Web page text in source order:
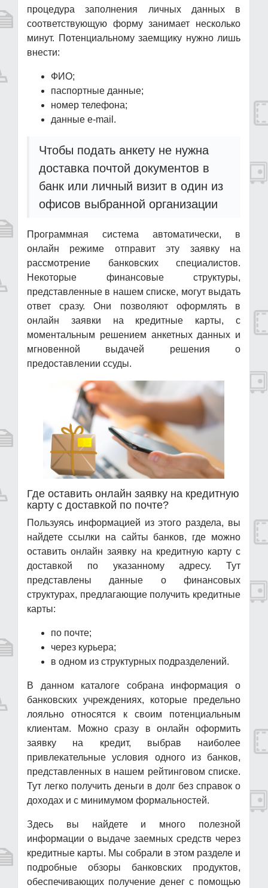
процедура заполнения личных данных в
соответствующую форму занимает несколько
минут. Потенциальному заемщику нужно лишь
внести:
ФИО;
паспортные данные;
номер телефона;
данные e-mail.
Чтобы подать анкету не нужна
доставка почтой документов в
банк или личный визит в один из
офисов выбранной организации
Программная система автоматически, в
онлайн режиме отправит эту заявку на
рассмотрение банковских специалистов.
Некоторые финансовые структуры,
представленные в нашем списке, могут выдать
ответ сразу. Они позволяют оформлять в
онлайн заявки на кредитные карты, с
моментальным решением анкетных данных и
мгновенной выдачей решения о
предоставлении ссуды.
Где оставить онлайн заявку на кредитную
карту с доставкой по почте?
Пользуясь информацией из этого раздела, вы
найдете ссылки на сайты банков, где можно
оставить онлайн заявку на кредитную карту с
доставкой по указанному адресу. Тут
представлены данные о финансовых
структурах, предлагающие получить кредитные
карты:
по почте;
через курьера;
в одном из структурных подразделений.
В данном каталоге собрана информация о
банковских учреждениях, которые предельно
лояльно относятся к своим потенциальным
клиентам. Можно сразу в онлайн оформить
заявку на кредит, выбрав наиболее
привлекательные условия одного из банков,
представленных в нашем рейтинговом списке.
Тут легко получить деньги в долг без справок о
доходах и с минимумом формальностей.
Здесь вы найдете и много полезной
информации о выдаче заемных средств через
кредитные карты. Мы собрали в этом разделе и
подробные обзоры банковских продуктов,
обеспечивающих получение денег с помощью